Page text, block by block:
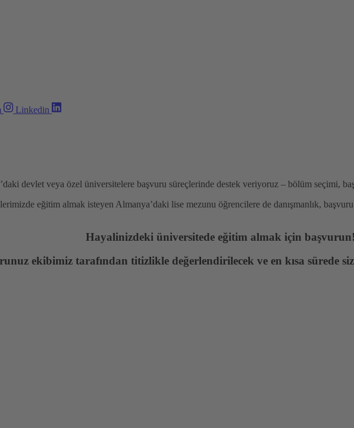
Linkedin
devlet veya özel üniversitelere başvuru süreçlerinde destek veriyoruz – bölüm seçimi,
eğitim almak isteyen Almanya’daki lise mezunu öğrencilere de danışmanlık,
Hayalinizdeki üniversitede eğitim almak için başvurun!
ekibimiz tarafından titizlikle değerlendirilecek ve en kısa sürede